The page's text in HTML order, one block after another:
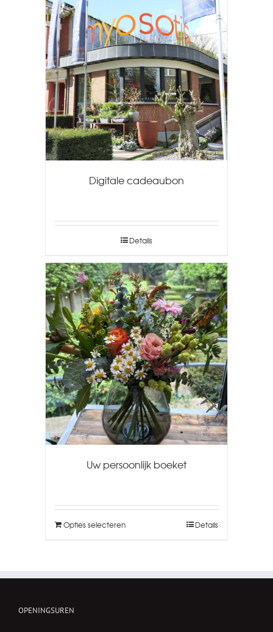
Digitale cadeaubon
Details
Uw persoonlijk boeket
Opties selecteren Details
OPENINGSUREN